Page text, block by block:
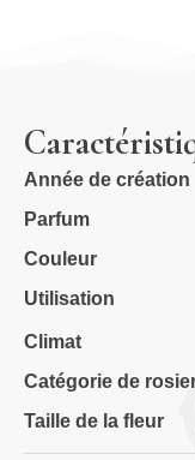
Année de création
Parfum
Couleur
Utilisation
Climat
Catégorie de
Taille de la fleur